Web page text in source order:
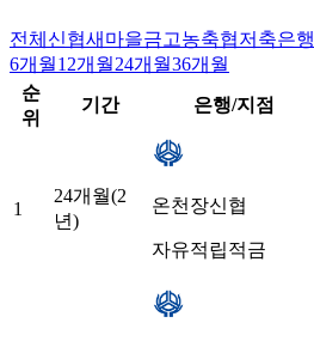
전체 신협새마을금고농축협저축은행
6개월12개월24개월36개월
순
위
기간 은행/지점
1
24개월(2
년)
온천장신협
자유적립적금